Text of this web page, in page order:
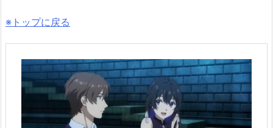
※トップに戻る